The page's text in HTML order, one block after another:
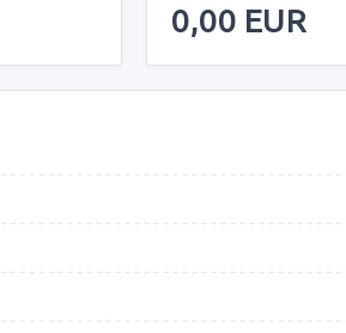
0,00 EUR